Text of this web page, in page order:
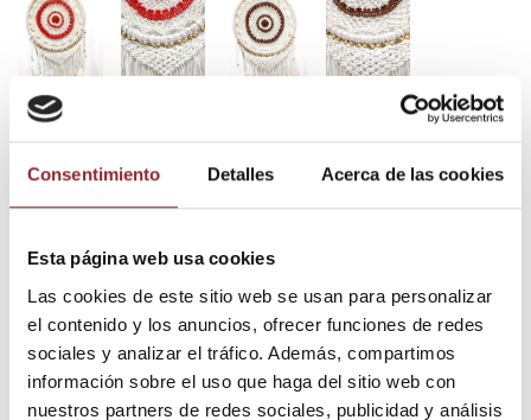
Consentimiento Detalles Acerca de las cookies
Esta página web usa cookies
Las cookies de este sitio web se usan para personalizar
el contenido y los anuncios, ofrecer funciones de redes
sociales y analizar el tráfico. Además, compartimos
información sobre el uso que haga del sitio web con
nuestros partners de redes sociales, publicidad y análisis
Atrapasueños
Mandala macramé
Apas58 33 x 80 cms.
30,00 €
Impuestos incluidos